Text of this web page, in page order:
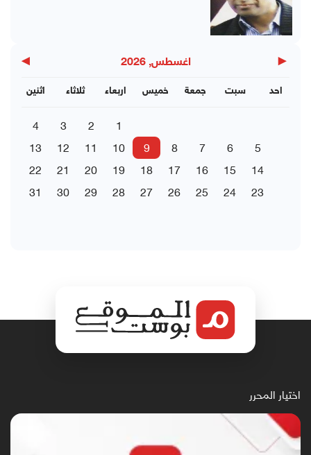
◀ اغسطس, 2026 ▶
اثنين ثلاثاء اربعاء خميس جمعة سبت احد
1
2
3
4
5
6
7
8
9
10
11
12
13
14
15
16
17
18
19
20
21
22
23
24
25
26
27
28
29
30
31
اختيار المحرر